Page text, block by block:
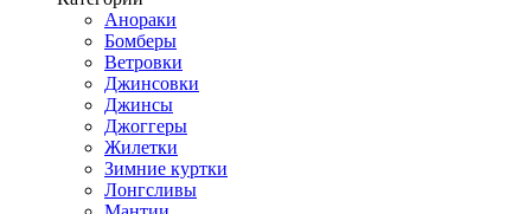
Анораки
Бомберы
Ветровки
Джинсовки
Джинсы
Джоггеры
Жилетки
Зимние куртки
Лонгсливы